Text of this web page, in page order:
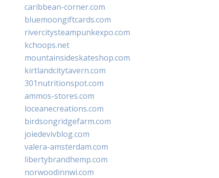
caribbean-corner.com
bluemoongiftcards.com
rivercitysteampunkexpo.com
kchoops.net
mountainsideskateshop.com
kirtlandcitytavern.com
301nutritionspot.com
ammos-stores.com
loceanecreations.com
birdsongridgefarm.com
joiedevivblog.com
valera-amsterdam.com
libertybrandhemp.com
norwoodinnwi.com